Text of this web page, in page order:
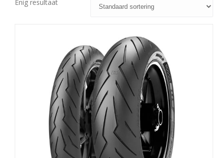
Enig resultaat